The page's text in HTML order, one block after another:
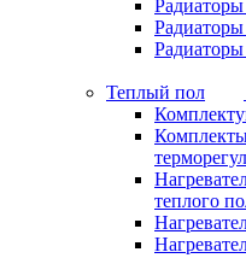
Радиаторы
Теплый пол
теплого